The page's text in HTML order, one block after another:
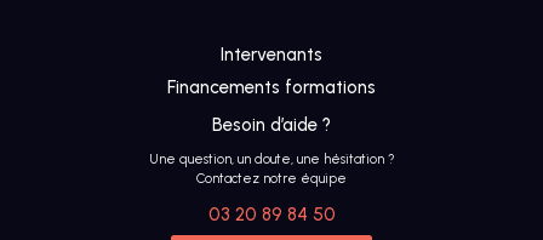
Intervenants
Financements formations
Besoin d’aide ?
Une question, un doute, une hésitation ?
Contactez notre équipe
03 20 89 84 50